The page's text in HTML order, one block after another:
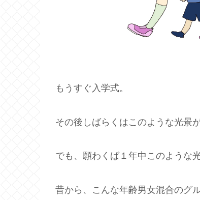
もうすぐ入学式。
その後しばらくはこのような光景
でも、願わくば１年中このような
昔から、こんな年齢男女混合のグ